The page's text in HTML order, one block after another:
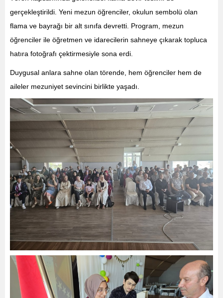
gerçekleştirildi. Yeni mezun öğrenciler, okulun sembolü olan
flama ve bayrağı bir alt sınıfa devretti. Program, mezun
öğrenciler ile öğretmen ve idarecilerin sahneye çıkarak topluca
hatıra fotoğrafı çektirmesiyle sona erdi.
Duygusal anlara sahne olan törende, hem öğrenciler hem de
aileler mezuniyet sevincini birlikte yaşadı.